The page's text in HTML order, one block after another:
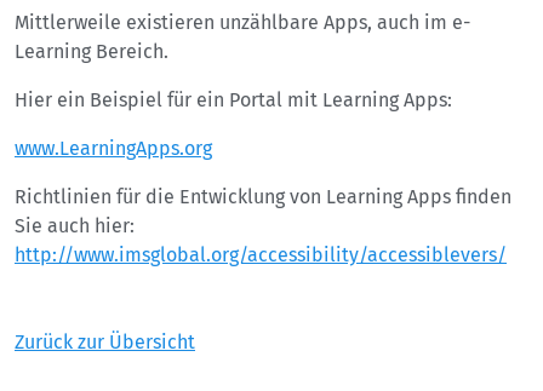
Mittlerweile existieren unzählbare Apps, auch im e-
Learning Bereich.
Hier ein Beispiel für ein Portal mit Learning Apps:
www.LearningApps.org
Richtlinien für die Entwicklung von Learning Apps finden
Sie auch hier:
http://www.imsglobal.org/accessibility/accessiblevers/
Zurück zur Übersicht